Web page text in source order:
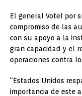
El general Votel por
compromiso de las
con su apoyo a la
gran capacidad y el
operaciones contra
“Estados Unidos
importancia de este